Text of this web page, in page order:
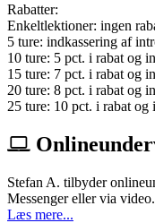
Rabatter:
Enkeltlektioner: ingen
5 ture: indkassering af
10 ture: 5 pct. i rabat og
15 ture: 7 pct. i rabat og
20 ture: 8 pct. i rabat og
25 ture: 10 pct. i rabat og
Stefan A. tilbyder
Messenger eller via video.
Læs mere...